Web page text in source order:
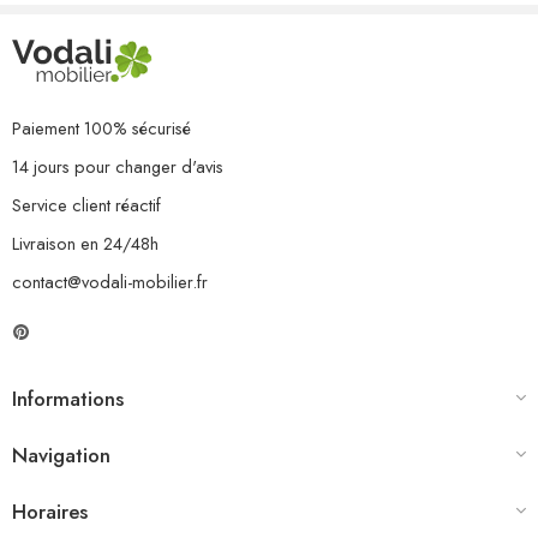
7 x coussin de siège
9 x coussin de dossier/latéral
Paiement 100% sécurisé
14 jours pour changer d'avis
Service client réactif
Livraison en 24/48h
contact@vodali-mobilier.fr
Informations
Navigation
Horaires